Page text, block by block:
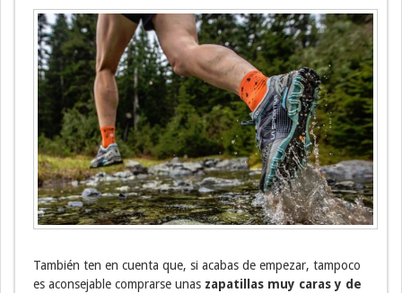
También ten en cuenta que, si acabas de empezar, tampoco
es aconsejable comprarse unas zapatillas muy caras y de